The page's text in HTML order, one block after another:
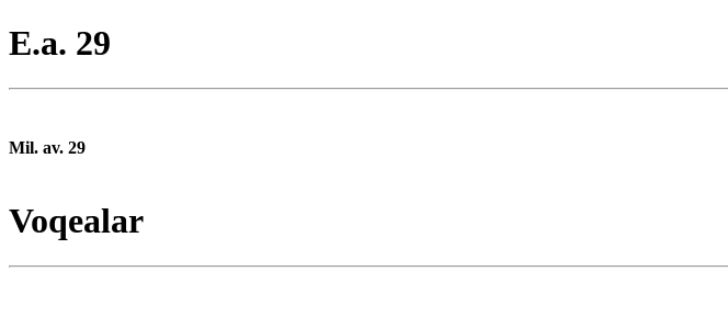
E.a. 29
Mil. av. 29
Voqealar